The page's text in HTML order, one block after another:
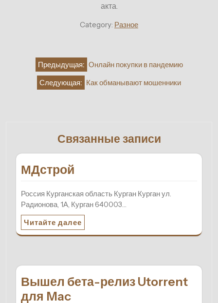
акта.
Category: Разное
Навигация
записям
Предыдущая: Онлайн покупки в пандемию
Следующая: Как обманывают мошенники
Связанные записи
МДстрой
Россия Курганская область Курган Курган ул.
Радионова, 1А, Курган 640003…
Читайте далее
Вышел бета-релиз Utorrent
для Mac